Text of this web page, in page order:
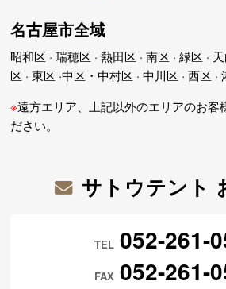
名古屋市全域
昭和区 · 瑞穂区 · 熱田区 · 南区 · 緑区 ·
区 · 東区 ·中区・中村区 · 中川区 · 西区 ·
※遠方エリア、上記以外のエリアのお客
ださい。
サトウテント
TEL 052-261-
FAX 052-261-